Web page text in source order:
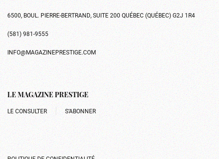
6500, BOUL. PIERRE-BERTRAND, SUITE 200 QUÉBEC (QUÉBEC) G2J 1R4
(581) 981-9555
INFO@MAGAZINEPRESTIGE.COM
LE MAGAZINE PRESTIGE
LE CONSULTER S’ABONNER